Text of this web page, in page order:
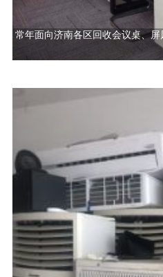
常年面向济南各区回收会议桌、